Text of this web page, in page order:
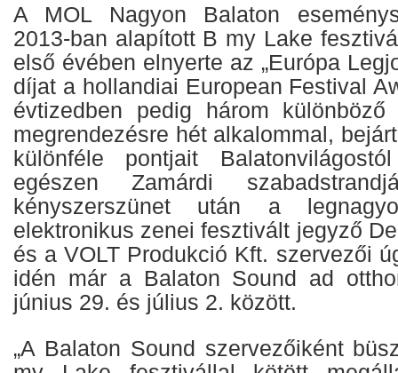
A MOL Nagyon Balaton
2013-ban alapított B my Lake
első évében elnyerte az „Európa
díjat a hollandiai European Festival
évtizedben pedig három
megrendezésre hét alkalommal,
különféle pontjait
egészen Zamárdi
kényszerszünet után a
elektronikus zenei fesztivált jegyző
és a VOLT Produkció Kft. szervezői
idén már a Balaton Sound ad
június 29. és július 2. között.
„A Balaton Sound szervezőiként